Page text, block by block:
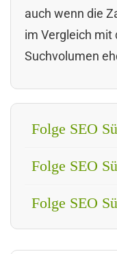
auch wenn die
im Vergleich mit
Suchvolumen
Folge SEO
Folge SEO
Folge SEO